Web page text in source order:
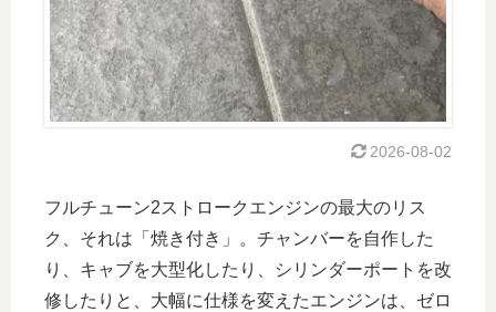
2026-08-02
フルチューン2ストロークエンジンの最大のリス
ク、それは「焼き付き」。チャンバーを自作した
り、キャブを大型化したり、シリンダーポートを改
修したりと、大幅に仕様を変えたエンジンは、ゼロ